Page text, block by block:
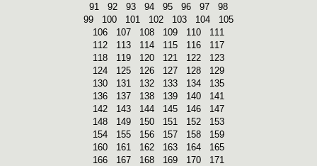
91
92 93 94 95 96 97
98
99
100 101 102 103 104
105
106
107 108 109 110
111
112
113 114 115 116
117
118
119 120 121 122
123
124
125 126 127 128
129
130
131 132 133 134
135
136
137 138 139 140
141
142
143 144 145 146
147
148
149 150 151 152
153
154
155 156 157 158
159
160
161 162 163 164
165
166
167 168 169 170
171